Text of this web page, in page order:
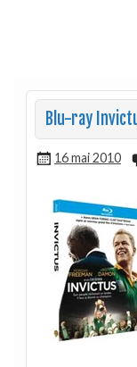
Blu-ray
16 mai 2010